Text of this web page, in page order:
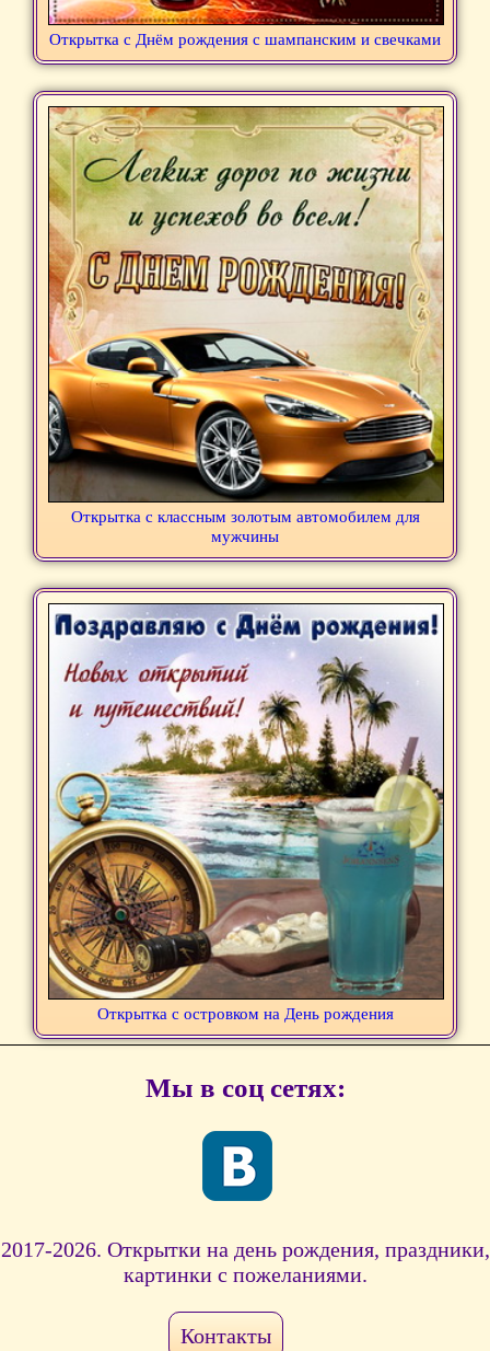
Открытка с Днём рождения с шампанским и свечками
Открытка с классным золотым автомобилем для
мужчины
Открытка с островком на День рождения
Мы в соц сетях:
2017-2026. Открытки на день рождения, праздники,
картинки с пожеланиями.
Контакты